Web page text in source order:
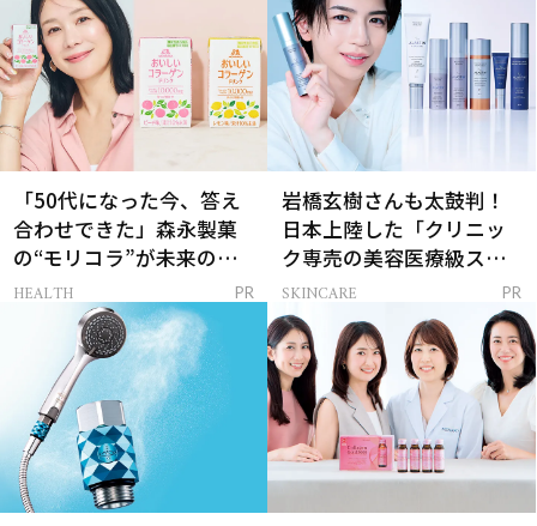
「50代になった今、答え
合わせできた」森永製菓
の“モリコラ”が未来のキ
レイを連れてくる！
HEALTH PR
岩橋玄樹さんも太鼓判！
日本上陸した「クリニッ
ク専売の美容医療級スキ
ンケア」
SKINCARE PR